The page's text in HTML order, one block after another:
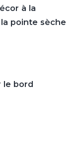
à la
pointe sèche
le bord